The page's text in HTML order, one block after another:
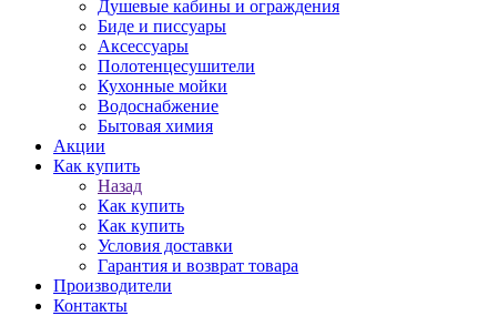
Душевые кабины и ограждения
Биде и писсуары
Аксессуары
Полотенцесушители
Кухонные мойки
Водоснабжение
Бытовая химия
Акции
Как купить
Назад
Как купить
Как купить
Условия доставки
Гарантия и возврат товара
Производители
Контакты